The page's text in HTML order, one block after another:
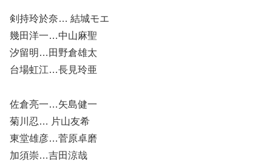
剣持玲於奈… 結城モエ
幾田洋一…中山麻聖
汐留明…田野倉雄太
台場虹江…長見玲亜
佐倉亮一…矢島健一
菊川忍… 片山友希
東堂雄彦…菅原卓磨
加須崇…吉田涼哉